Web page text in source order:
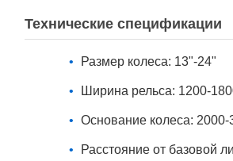
Технические спецификации
Размер колеса: 13"-24"
Ширина рельса: 1200-
Основание колеса:
Расстояние от базовой